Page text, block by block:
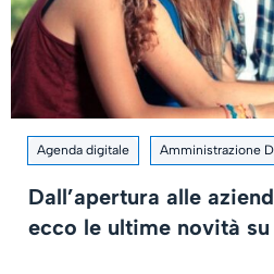
Agenda digitale Amministrazione
Dall’apertura alle
ecco le ultime novità su